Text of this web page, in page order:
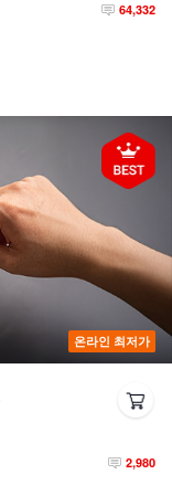
64,332
온라인 최저가
2,980